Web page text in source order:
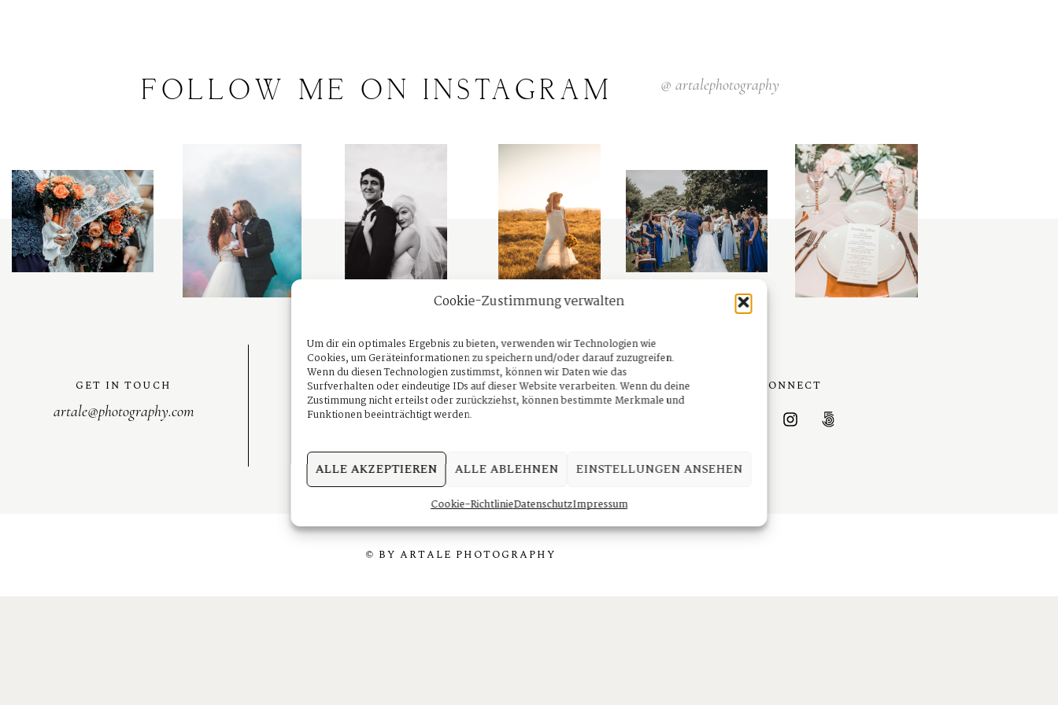
Cookie-Zustimmung verwalten
Um dir ein optimales Ergebnis zu bieten, verwenden wir Technologien wie
Cookies, um Geräteinformationen zu speichern und/oder darauf zuzugreifen.
Wenn du diesen Technologien zustimmst, können wir Daten wie das
Surfverhalten oder eindeutige IDs auf dieser Website verarbeiten. Wenn du deine
Zustimmung nicht erteilst oder zurückziehst, können bestimmte Merkmale und
Funktionen beeinträchtigt werden.
ALLE AKZEPTIEREN ALLE ABLEHNEN EINSTELLUNGEN ANSEHEN
Cookie-RichtlinieDatenschutzImpressum
FOLLOW ME ON INSTAGRAM @ artalephotography
GET IN TOUCH
artale@photography.com
Because every picture should be unique.
Making your special day. We will make a
CONNECT
© BY ARTALE PHOTOGRAPHY